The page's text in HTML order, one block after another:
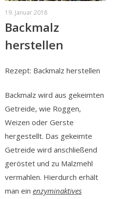
19. Januar 2018
Backmalz
herstellen
Rezept: Backmalz herstellen
Backmalz wird aus gekeimten
Getreide, wie Roggen,
Weizen oder Gerste
hergestellt. Das gekeimte
Getreide wird anschließend
geröstet und zu Malzmehl
vermahlen. Hierdurch erhält
man ein enzyminaktives